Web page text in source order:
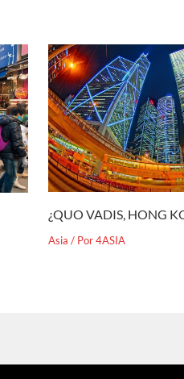
¿QUO VADIS, HONG
Asia / Por4ASIA